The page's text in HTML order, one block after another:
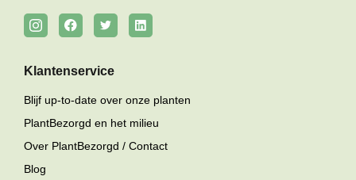
Klantenservice
Blijf up-to-date over onze planten
PlantBezorgd en het milieu
Over PlantBezorgd / Contact
Blog